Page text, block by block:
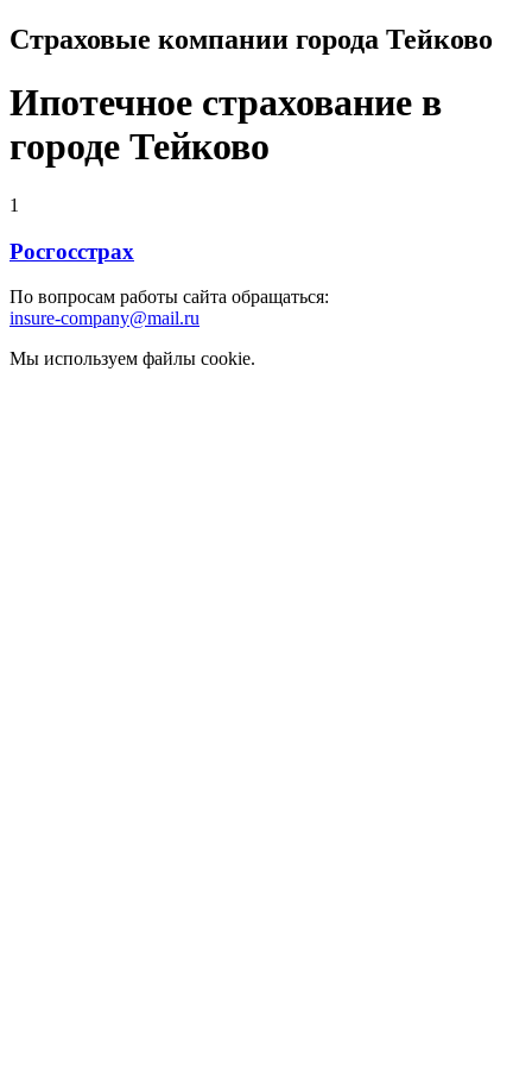
Страховые компании города Тейково
Ипотечное страхование в
городе Тейково
1
Росгосстрах
По вопросам работы сайта обращаться:
insure-company@mail.ru
Мы используем файлы cookie.